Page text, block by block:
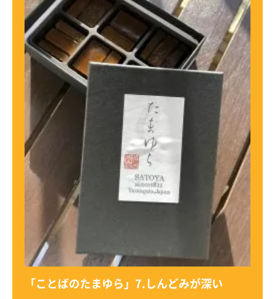
「ことばのたまゆら」7.しんどみが深い